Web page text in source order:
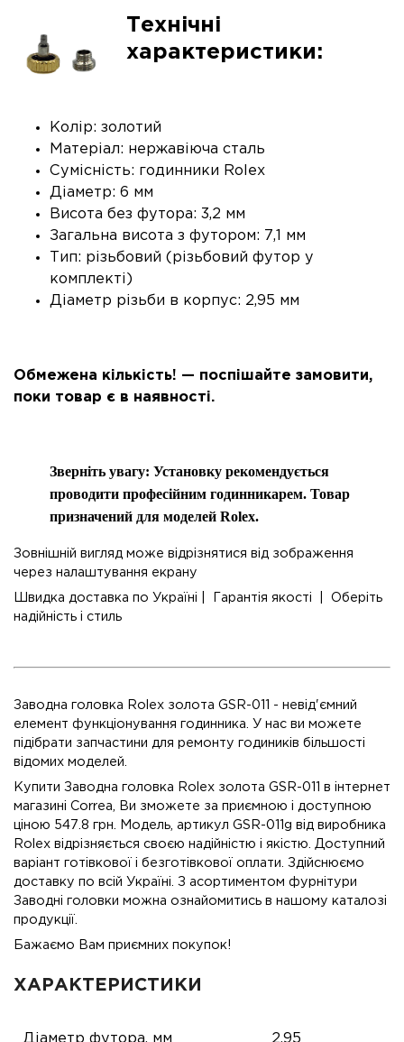
Технічні
характеристики:
Колір: золотий
Матеріал: нержавіюча сталь
Сумісність: годинники Rolex
Діаметр: 6 мм
Висота без футора: 3,2 мм
Загальна висота з футором: 7,1 мм
Тип: різьбовий (різьбовий футор у
комплекті)
Діаметр різьби в корпус: 2,95 мм
Обмежена кількість! — поспішайте замовити,
поки товар є в наявності.
Зверніть увагу: Установку рекомендується
проводити професійним годинникарем. Товар
призначений для моделей Rolex.
Зовнішній вигляд може відрізнятися від зображення
через налаштування екрану
Швидка доставка по Україні | Гарантія якості | Оберіть
надійність і стиль
Заводна головка Rolex золота GSR-011 - невід'ємний
елемент функціонування годинника. У нас ви можете
підібрати запчастини для ремонту годиників більшості
відомих моделей.
Купити Заводна головка Rolex золота GSR-011 в інтернет
магазині Correa, Ви зможете за приємною і доступною
ціною 547.8 грн. Модель, артикул GSR-011g від виробника
Rolex відрізняється своєю надійністю і якістю. Доступний
варіант готівкової і безготівкової оплати. Здійснюємо
доставку по всій Україні. З асортиментом фурнітури
Заводні головки можна ознайомитись в нашому каталозі
продукції.
Бажаємо Вам приємних покупок!
ХАРАКТЕРИСТИКИ
Діаметр футора, мм 2,95